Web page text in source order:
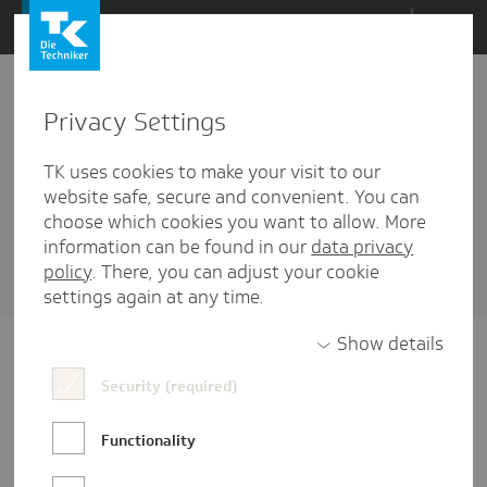
Direkt
Inhalt
Tools
1 Artikel diesem Schlagwort zugehörig
Sortieren nach DatumoderBeliebtheit
Privacy Settings
TK uses cookies to make your visit to our
website safe, secure and convenient. You can
choose which cookies you want to allow. More
information can be found in our data privacy
policy. There, you can adjust your cookie
settings again at any time.
Show details
Security (required)
Functionality